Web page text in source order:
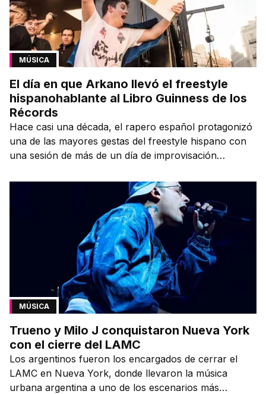
MÚSICA
El día en que Arkano llevó el freestyle
hispanohablante al Libro Guinness de los
Récords
Hace casi una década, el rapero español protagonizó
una de las mayores gestas del freestyle hispano con
una sesión de más de un día de improvisación
MÚSICA
Trueno y Milo J conquistaron Nueva York
con el cierre del LAMC
Los argentinos fueron los encargados de cerrar el
LAMC en Nueva York, donde llevaron la música
urbana argentina a uno de los escenarios más